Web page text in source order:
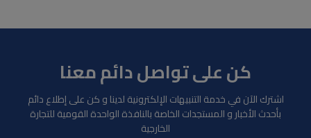
كن على تواصل دائم معنا
اشترك الآن في خدمة التنبيهات الإلكترونية لدينا و كن على إطلاع دائم
بأحدث الأخبار و المستجدات الخاصة بالنافذة الواحدة القومية للتجارة
الخارجية